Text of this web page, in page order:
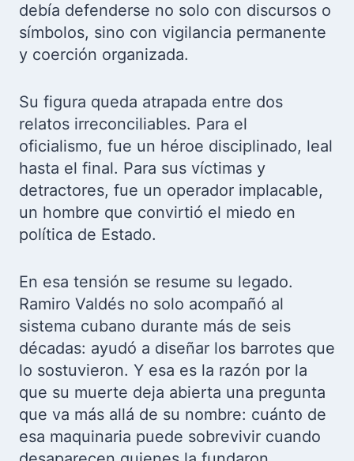
debía defenderse no solo con discursos o
símbolos, sino con vigilancia permanente
y coerción organizada.
Su figura queda atrapada entre dos
relatos irreconciliables. Para el
oficialismo, fue un héroe disciplinado, leal
hasta el final. Para sus víctimas y
detractores, fue un operador implacable,
un hombre que convirtió el miedo en
política de Estado.
En esa tensión se resume su legado.
Ramiro Valdés no solo acompañó al
sistema cubano durante más de seis
décadas: ayudó a diseñar los barrotes que
lo sostuvieron. Y esa es la razón por la
que su muerte deja abierta una pregunta
que va más allá de su nombre: cuánto de
esa maquinaria puede sobrevivir cuando